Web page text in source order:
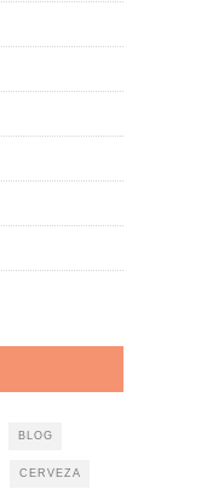
BLOG
CERVEZA